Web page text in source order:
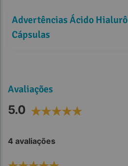
Advertências Ácido
Cápsulas
Avaliações
5.0
4 avaliações